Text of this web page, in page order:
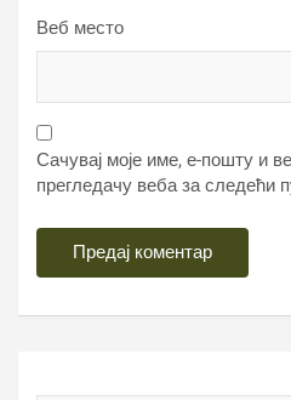
Веб место
Сачувај моје име, е-пошту и
прегледачу веба за следећи